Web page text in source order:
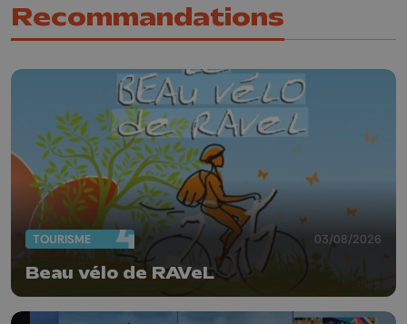
Recommandations
TOURISME 03/08/2026
Beau vélo de RAVeL